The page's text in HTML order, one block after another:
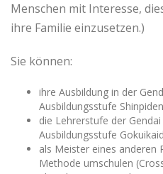
Menschen mit Interesse,
ihre Familie einzusetzen.)
Sie können:
ihre Ausbildung in der
Ausbildungsstufe
die Lehrerstufe der
Ausbildungsstufe
als Meister eines anderen
Methode umschulen